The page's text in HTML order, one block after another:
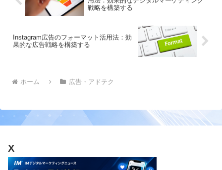
戦略を構築する
Instagram広告のフォーマット活用法：効
果的な広告戦略を構築する
ホーム 広告・アドテク
X